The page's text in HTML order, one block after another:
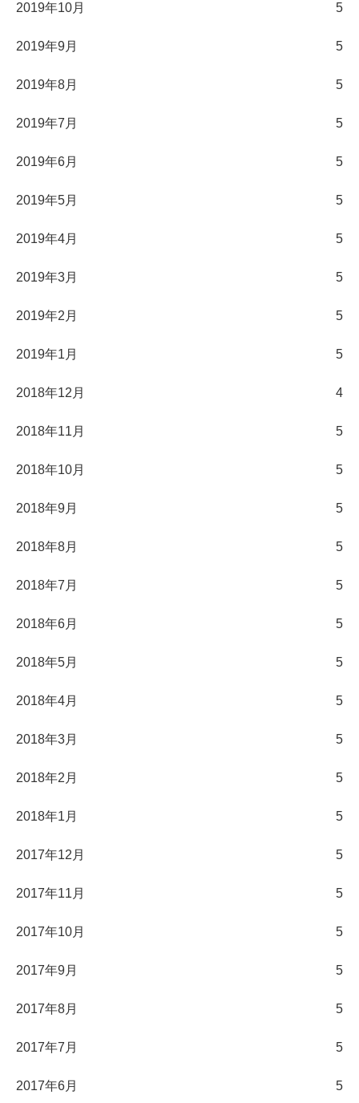
2019年10月 5
2019年9月 5
2019年8月 5
2019年7月 5
2019年6月 5
2019年5月 5
2019年4月 5
2019年3月 5
2019年2月 5
2019年1月 5
2018年12月 4
2018年11月 5
2018年10月 5
2018年9月 5
2018年8月 5
2018年7月 5
2018年6月 5
2018年5月 5
2018年4月 5
2018年3月 5
2018年2月 5
2018年1月 5
2017年12月 5
2017年11月 5
2017年10月 5
2017年9月 5
2017年8月 5
2017年7月 5
2017年6月 5